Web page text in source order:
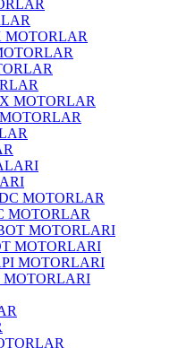
MOTORLAR
MOTORLARI
MOTORLARI